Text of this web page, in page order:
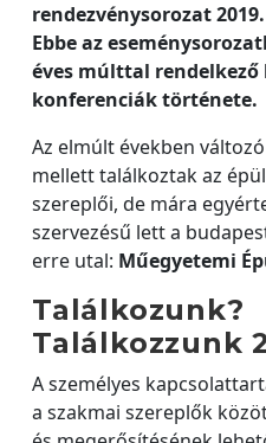
rendezvénysorozat
Ebbe az
éves múlttal
konferenciák története.
Az elmúlt években
mellett találkoztak az
szereplői, de mára
szervezésű lett a
erre utal: Műegyetemi
Találkozunk?
Találkozzunk
A személyes
a szakmai szereplők